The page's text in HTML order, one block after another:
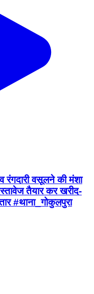
वसूलने की मंशा
तैयार कर खरीद-
#थाना_गोकुलपुरा